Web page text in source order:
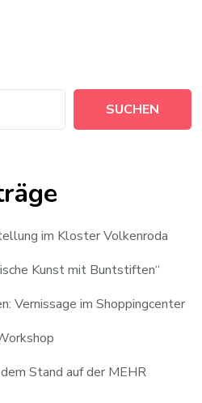
SUCHEN
im Kloster Volkenroda
Kunst mit Buntstiften“
Vernissage im Shoppingcenter
Stand auf der MEHR